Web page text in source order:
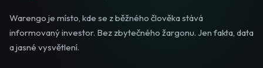
Warengo je místo, kde se z běžného člověka stává
informovaný investor. Bez zbytečného žargonu. Jen fakta, data
a jasné vysvětlení.